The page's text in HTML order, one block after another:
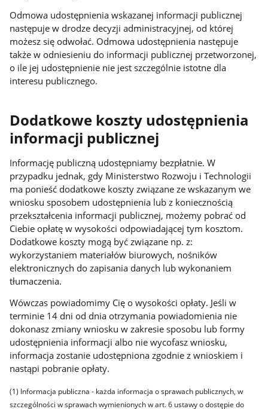
Odmowa udostępnienia wskazanej informacji publicznej
następuje w drodze decyzji administracyjnej, od której
możesz się odwołać. Odmowa udostępnienia następuje
także w odniesieniu do informacji publicznej przetworzonej,
o ile jej udostępnienie nie jest szczególnie istotne dla
interesu publicznego.
Dodatkowe koszty udostępnienia
informacji publicznej
Informację publiczną udostępniamy bezpłatnie. W
przypadku jednak, gdy Ministerstwo Rozwoju i Technologii
ma ponieść dodatkowe koszty związane ze wskazanym we
wniosku sposobem udostępnienia lub z koniecznością
przekształcenia informacji publicznej, możemy pobrać od
Ciebie opłatę w wysokości odpowiadającej tym kosztom.
Dodatkowe koszty mogą być związane np. z:
wykorzystaniem materiałów biurowych, nośników
elektronicznych do zapisania danych lub wykonaniem
tłumaczenia.
Wówczas powiadomimy Cię o wysokości opłaty. Jeśli w
terminie 14 dni od dnia otrzymania powiadomienia nie
dokonasz zmiany wniosku w zakresie sposobu lub formy
udostępnienia informacji albo nie wycofasz wniosku,
informacja zostanie udostępniona zgodnie z wnioskiem i
nastąpi pobranie opłaty.
(1) Informacja publiczna - każda informacja o sprawach publicznych, w
szczególności w sprawach wymienionych w art. 6 ustawy o dostępie do